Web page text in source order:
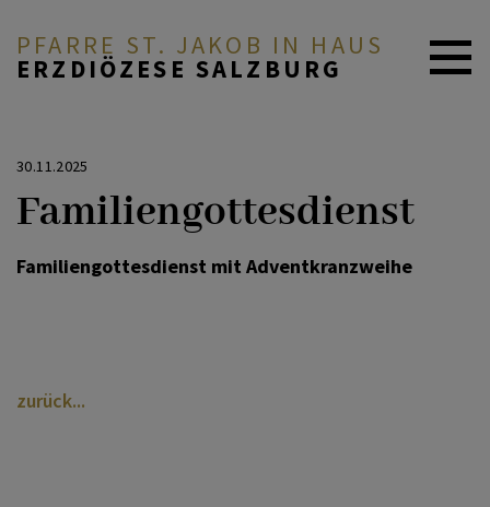
PFARRE ST. JAKOB IN HAUS
ERZDIÖZESE SALZBURG
PFARRE & TEAM
GRUPPEN & ANGEBOTE
30.11.2025
Familiengottesdienst
Familiengottesdienst mit Adventkranzweihe
zurück